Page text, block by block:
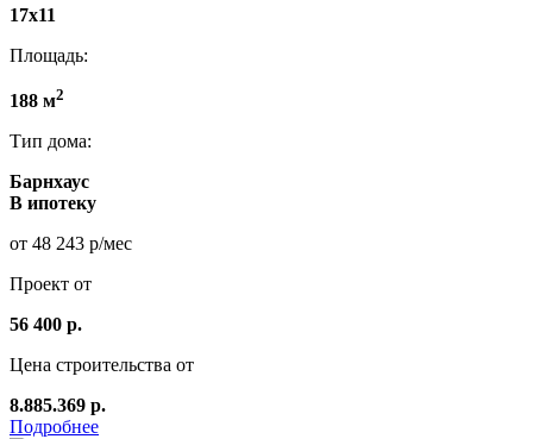
17x11
Площадь:
188 м2
Тип дома:
Барнхаус
В ипотеку
от 48 243 р/мес
Проект от
56 400 р.
Цена строительства от
8.885.369 р.
Подробнее